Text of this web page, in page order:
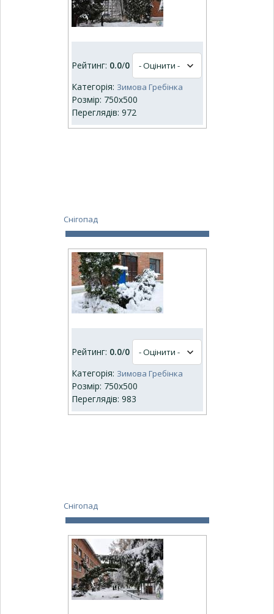
Рейтинг: 0.0/0
Категорія: Зимова Гребінка
Розмір: 750x500
Переглядів: 972
Снігопад
Рейтинг: 0.0/0
Категорія: Зимова Гребінка
Розмір: 750x500
Переглядів: 983
Снігопад